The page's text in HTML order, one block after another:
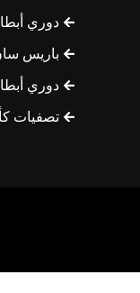
دوري
باريس
دوري
تصفيات